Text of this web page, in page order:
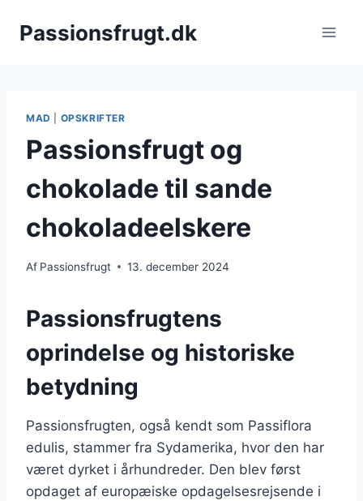
Passionsfrugt.dk
MAD OPSKRIFTER
Passionsfrugt og
chokolade til sande
chokoladeelskere
Af Passionsfrugt 13. december 2024
Passionsfrugtens
oprindelse og historiske
betydning
Passionsfrugten, også kendt som Passiflora
edulis, stammer fra Sydamerika, hvor den har
været dyrket i århundreder. Den blev først
opdaget af europæiske opdagelsesrejsende i